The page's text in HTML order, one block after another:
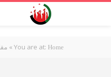
You are at: Home
»